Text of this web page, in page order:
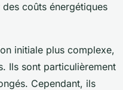
coûts énergétiques
initiale plus complexe,
Ils sont particulièrement
Cependant, ils